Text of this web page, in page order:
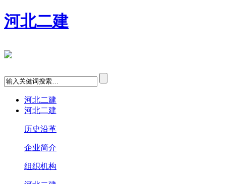
河北二建
河北二建
河北二建
历史沿革
企业简介
组织机构